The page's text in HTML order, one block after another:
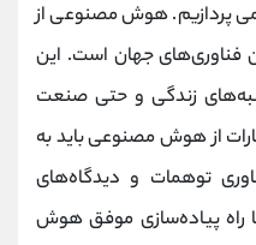
پردازیم. هوش مصنوعی از
فناوری‌های جهان است. این
زندگی و حتی صنعت
از هوش مصنوعی باید به
توهمات و دیدگاه‌های
راه پیاده‌سازی موفق هوش